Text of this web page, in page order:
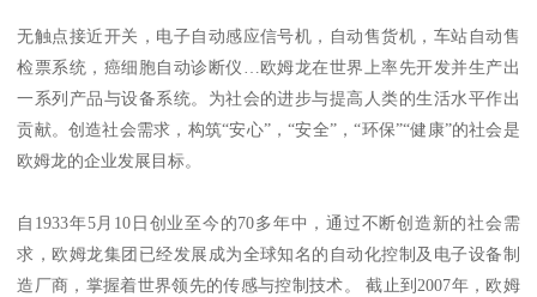
无触点接近开关，电子自动感应信号机，自动售货机，车站自动售
检票系统，癌细胞自动诊断仪…欧姆龙在世界上率先开发并生产出
一系列产品与设备系统。为社会的进步与提高人类的生活水平作出
贡献。创造社会需求，构筑“安心”，“安全”，“环保”“健康”的社会是
欧姆龙的企业发展目标。
自1933年5月10日创业至今的70多年中，通过不断创造新的社会需
求，欧姆龙集团已经发展成为全球知名的自动化控制及电子设备制
造厂商，掌握着世界领先的传感与控制技术。 截止到2007年，欧姆